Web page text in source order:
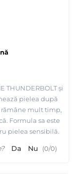
THUNDERBOLT și
pielea după
mult timp,
Formula sa este
pielea sensibilă.
Da Nu (0/0)